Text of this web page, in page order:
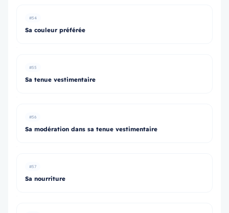
#54
Sa couleur préférée
#55
Sa tenue vestimentaire
#56
Sa modération dans sa tenue vestimentaire
#57
Sa nourriture